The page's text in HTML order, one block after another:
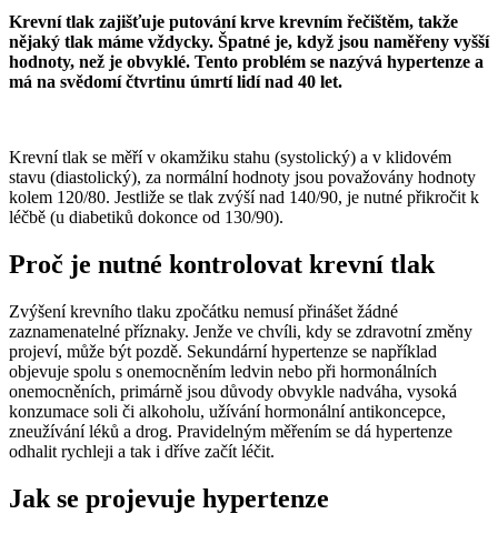
Krevní tlak zajišťuje putování krve krevním řečištěm, takže
nějaký tlak máme vždycky. Špatné je, když jsou naměřeny vyšší
hodnoty, než je obvyklé. Tento problém se nazývá hypertenze a
má na svědomí čtvrtinu úmrtí lidí nad 40 let.
Krevní tlak se měří v okamžiku stahu (systolický) a v klidovém
stavu (diastolický), za normální hodnoty jsou považovány hodnoty
kolem 120/80. Jestliže se tlak zvýší nad 140/90, je nutné přikročit k
léčbě (u diabetiků dokonce od 130/90).
Proč je nutné kontrolovat krevní tlak
Zvýšení krevního tlaku zpočátku nemusí přinášet žádné
zaznamenatelné příznaky. Jenže ve chvíli, kdy se zdravotní změny
projeví, může být pozdě. Sekundární hypertenze se například
objevuje spolu s onemocněním ledvin nebo při hormonálních
onemocněních, primárně jsou důvody obvykle nadváha, vysoká
konzumace soli či alkoholu, užívání hormonální antikoncepce,
zneužívání léků a drog. Pravidelným měřením se dá hypertenze
odhalit rychleji a tak i dříve začít léčit.
Jak se projevuje hypertenze